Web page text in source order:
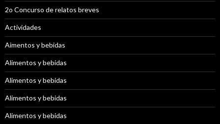
2o Concurso de relatos breves
Actividades
Aimentos y bebidas
Alimentos y bebidas
Alimentos y bebidas
Alimentos y bebidas
Alimentos y bebidas